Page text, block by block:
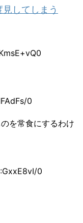
してしまう
0
を常食にするわけ
0